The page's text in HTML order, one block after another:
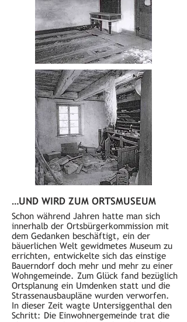
…UND WIRD ZUM ORTSMUSEUM
Schon während Jahren hatte man sich
innerhalb der Ortsbürgerkommission mit
dem Gedanken beschäftigt, ein der
bäuerlichen Welt gewidmetes Museum zu
errichten, entwickelte sich das einstige
Bauerndorf doch mehr und mehr zu einer
Wohngemeinde. Zum Glück fand bezüglich
Ortsplanung ein Umdenken statt und die
Strassenausbaupläne wurden verworfen.
In dieser Zeit wagte Untersiggenthal den
Schritt: Die Einwohnergemeinde trat die